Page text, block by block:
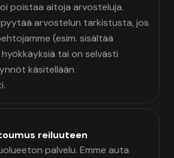
poistaa aitoja arvosteluja.
arvostelun tarkistusta, jos
(esim. sisältää
tai on selvästi
käsitellään
reiluuteen
palvelu. Emme auta